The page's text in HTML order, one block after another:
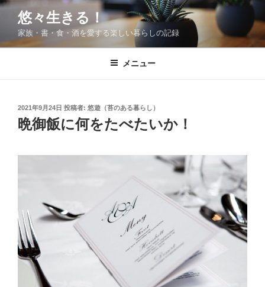
コ
ン
悠々生きる！
家族・書・食・酒を愛する楽しい暮らしの記録
メニュー
投
稿
日:
2021年9月24日 投稿者: 悠遊（苔のある暮らし）
晩御飯に何をたべたいか！